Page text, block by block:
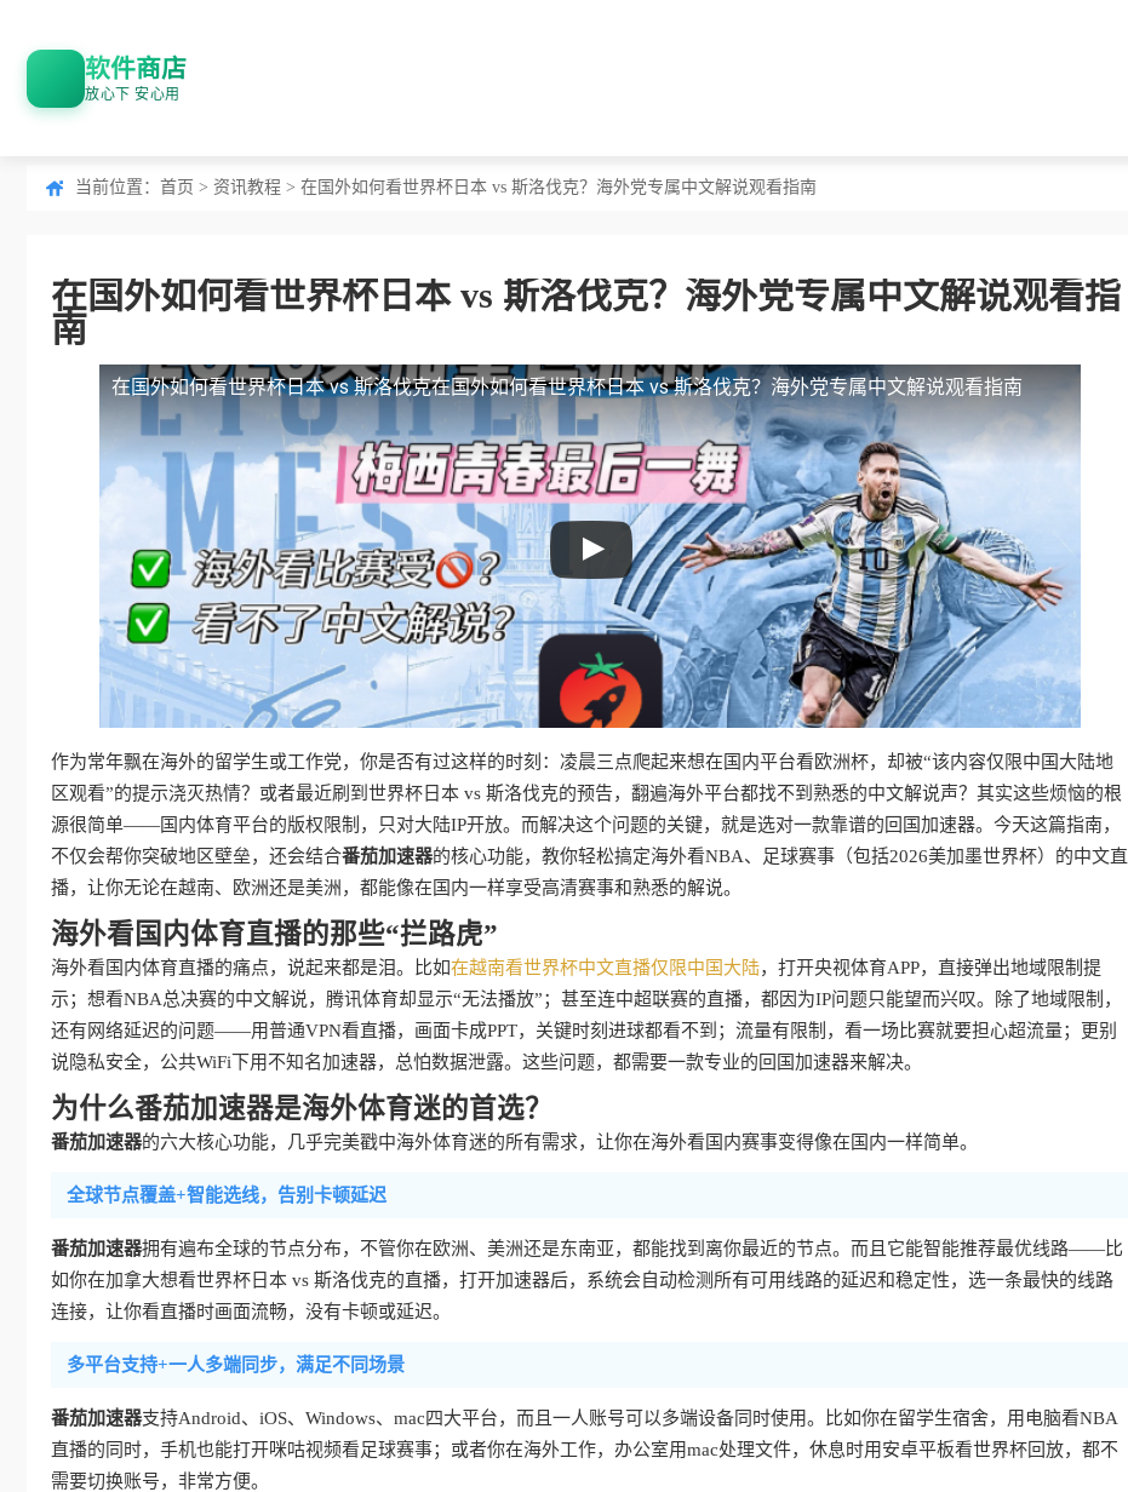
软件商店
放心下 安心用
当前位置： 首页 > 资讯教程 > 在国外如何看世界杯日本 vs 斯洛伐克？海外党专属中文解说观看指南
在国外如何看世界杯日本 vs 斯洛伐克？海外党专属中文解说观看指
南
在国外如何看世界杯日本 vs 斯洛伐克在国外如何看世界杯日本 vs 斯洛伐克？海外党专属中文解说观看指南
作为常年飘在海外的留学生或工作党，你是否有过这样的时刻：凌晨三点爬起来想在国内平台看欧洲杯，却被“该内容仅限中国大陆地
区观看”的提示浇灭热情？或者最近刷到世界杯日本 vs 斯洛伐克的预告，翻遍海外平台都找不到熟悉的中文解说声？其实这些烦恼的根
源很简单——国内体育平台的版权限制，只对大陆IP开放。而解决这个问题的关键，就是选对一款靠谱的回国加速器。今天这篇指南，
不仅会帮你突破地区壁垒，还会结合番茄加速器的核心功能，教你轻松搞定海外看NBA、足球赛事（包括2026美加墨世界杯）的中文直
播，让你无论在越南、欧洲还是美洲，都能像在国内一样享受高清赛事和熟悉的解说。
海外看国内体育直播的那些“拦路虎”
海外看国内体育直播的痛点，说起来都是泪。比如在越南看世界杯中文直播仅限中国大陆，打开央视体育APP，直接弹出地域限制提
示；想看NBA总决赛的中文解说，腾讯体育却显示“无法播放”；甚至连中超联赛的直播，都因为IP问题只能望而兴叹。除了地域限制，
还有网络延迟的问题——用普通VPN看直播，画面卡成PPT，关键时刻进球都看不到；流量有限制，看一场比赛就要担心超流量；更别
说隐私安全，公共WiFi下用不知名加速器，总怕数据泄露。这些问题，都需要一款专业的回国加速器来解决。
为什么番茄加速器是海外体育迷的首选？
番茄加速器的六大核心功能，几乎完美戳中海外体育迷的所有需求，让你在海外看国内赛事变得像在国内一样简单。
全球节点覆盖+智能选线，告别卡顿延迟
番茄加速器拥有遍布全球的节点分布，不管你在欧洲、美洲还是东南亚，都能找到离你最近的节点。而且它能智能推荐最优线路——比
如你在加拿大想看世界杯日本 vs 斯洛伐克的直播，打开加速器后，系统会自动检测所有可用线路的延迟和稳定性，选一条最快的线路
连接，让你看直播时画面流畅，没有卡顿或延迟。
多平台支持+一人多端同步，满足不同场景
番茄加速器支持Android、iOS、Windows、mac四大平台，而且一人账号可以多端设备同时使用。比如你在留学生宿舍，用电脑看NBA
直播的同时，手机也能打开咪咕视频看足球赛事；或者你在海外工作，办公室用mac处理文件，休息时用安卓平板看世界杯回放，都不
需要切换账号，非常方便。